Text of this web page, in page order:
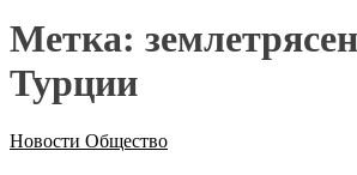
Метка:
Турции
Новости Общество